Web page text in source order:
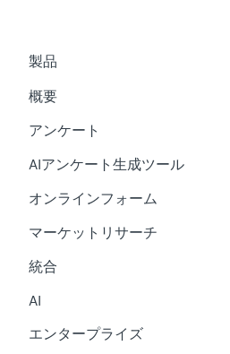
製品
概要
アンケート
AIアンケート生成ツール
オンラインフォーム
マーケットリサーチ
統合
AI
エンタープライズ